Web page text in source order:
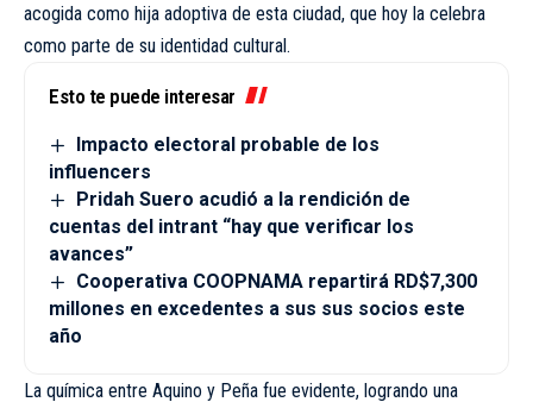
acogida como hija adoptiva de esta ciudad, que hoy la celebra
como parte de su identidad cultural.
Esto te puede interesar
Impacto electoral probable de los
influencers
Pridah Suero acudió a la rendición de
cuentas del intrant “hay que verificar los
avances”
Cooperativa COOPNAMA repartirá RD$7,300
millones en excedentes a sus sus socios este
año
La química entre Aquino y Peña fue evidente, logrando una